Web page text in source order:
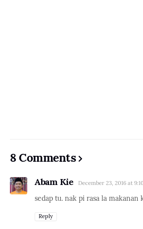
8 Comments
Abam Kie December 23, 2016 at
sedap tu. nak pi rasa la makanan
Reply